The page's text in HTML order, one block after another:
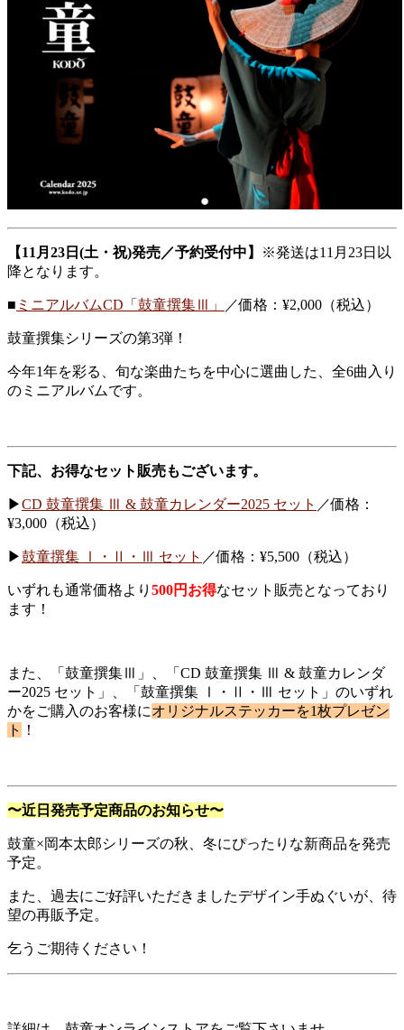
【11月23日(土・祝)発売／予約受付中】
※発送は11月23日以
降となります。
■ ミニアルバムCD「鼓童撰集Ⅲ」 ／価格：¥2,000（税込）
鼓童撰集シリーズの第3弾！
今年1年を彩る、旬な楽曲たちを中心に選曲した、全6曲入り
のミニアルバムです。
下記、お得なセット販売もございます。
▶︎CD 鼓童撰集 Ⅲ & 鼓童カレンダー2025 セット ／価格：
¥3,000（税込）
▶︎鼓童撰集 Ⅰ・Ⅱ・Ⅲ セット ／価格：¥5,500（税込）
いずれも通常価格より 500円お得なセット販売となっており
ます！
また、「鼓童撰集Ⅲ」、「CD 鼓童撰集 Ⅲ & 鼓童カレンダ
ー2025 セット」、「鼓童撰集 Ⅰ・Ⅱ・Ⅲ セット」のいずれ
かをご購入のお客様にオリジナルステッカーを1枚プレゼン
ト
！
〜近日発売予定商品のお知らせ〜
鼓童×岡本太郎シリーズの秋、冬にぴったりな新商品を発売
予定。
また、過去にご好評いただきましたデザイン手ぬぐいが、待
望の再販予定。
乞うご期待ください！